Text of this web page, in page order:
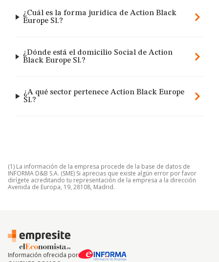
¿Cuál es la forma jurídica de Action Black
Europe Sl.?
¿Dónde está el domicilio Social de Action
Black Europe Sl.?
¿A qué sector pertenece Action Black Europe
Sl.?
(1) La información de la empresa procede de la base de datos de
INFORMA D&B S.A. (SME) Si aprecias que existe algún error por favor
dirígete acreditando tu representación de la empresa a la dirección
Avenida de Europa, 19, 28108, Madrid.
Información ofrecida por